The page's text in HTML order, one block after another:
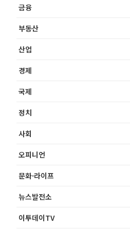
금융
부동산
산업
경제
국제
정치
사회
오피니언
문화·라이프
뉴스발전소
이투데이TV